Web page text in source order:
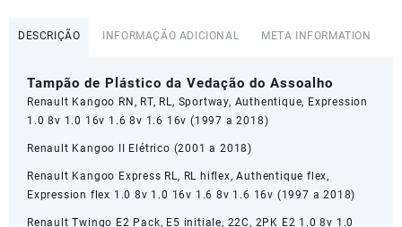
Assoalho
Renault
-
7703074600
quantidade
DESCRIÇÃO INFORMAÇÃO ADICIONAL META INFORMATION
Tampão de Plástico da Vedação do Assoalho
Renault Kangoo RN, RT, RL, Sportway, Authentique, Expression
1.0 8v 1.0 16v 1.6 8v 1.6 16v (1997 a 2018)
Renault Kangoo II Elétrico (2001 a 2018)
Renault Kangoo Express RL, RL hiflex, Authentique flex,
Expression flex 1.0 8v 1.0 16v 1.6 8v 1.6 16v (1997 a 2018)
Renault Twingo E2 Pack, E5 initiale, 22C, 2PK E2 1.0 8v 1.0